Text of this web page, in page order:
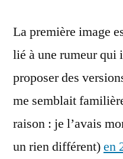
La première image
lié à une rumeur
proposer des
me semblait
raison : je l’avais
un rien différent)en